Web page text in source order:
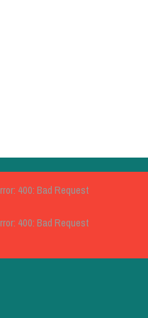
400: Bad Request
400: Bad Request